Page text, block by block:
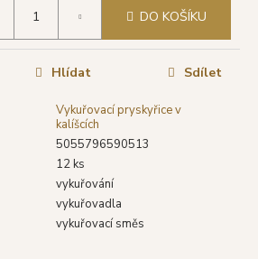
DO KOŠÍKU
Vykuřovací pryskyřice v
kalíšcích
5055796590513
12 ks
vykuřování
vykuřovadla
vykuřovací směs
Hlídat Sdílet